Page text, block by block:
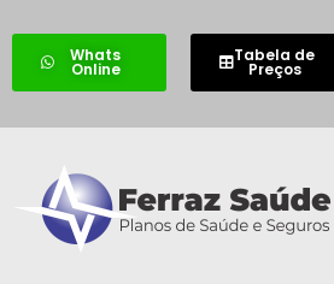
Whats
Online
Tabela de
Preços